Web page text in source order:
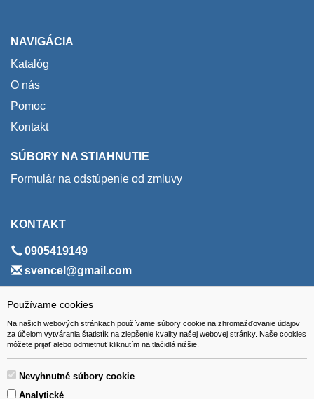
Používame cookies
Na našich webových stránkach používame súbory cookie na zhromažďovanie údajov
za účelom vytvárania štatistík na zlepšenie kvality našej webovej stránky. Naše cookies
môžete prijať alebo odmietnuť kliknutím na tlačidlá nižšie.
Nevyhnutné súbory cookie
Analytické
NAVIGÁCIA
Katalóg
O nás
Pomoc
Kontakt
SÚBORY NA STIAHNUTIE
Formulár na odstúpenie od zmluvy
KONTAKT
0905419149
svencel@gmail.com
ADRESA
VEST - tech s.r.o.
Hviezdoslavova 280/6, 965 01 Žiar nad Hronom
Slovakia (Slovak Republic)